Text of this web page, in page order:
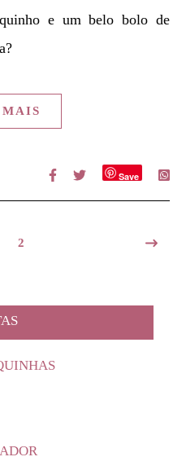
e um belo bolo de
Save
2